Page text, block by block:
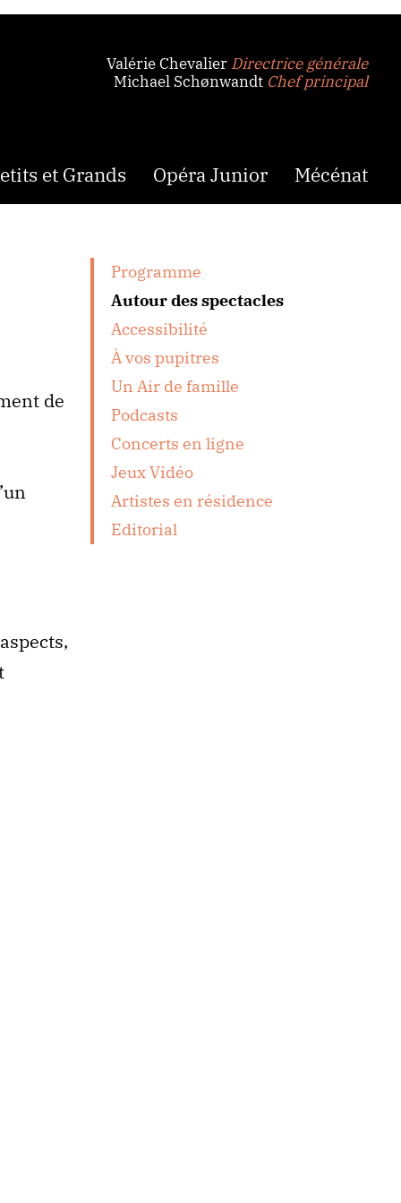
Valérie Chevalier Directrice générale
Michael Schønwandt Chef principal
et Grands Opéra Junior Mécénat
de
Programme
Autour des spectacles
Accessibilité
À vos pupitres
Un Air de famille
Podcasts
Concerts en ligne
Jeux Vidéo
Artistes en résidence
Editorial